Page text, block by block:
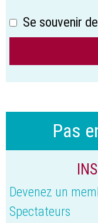
Se souvenir
Pas
Devenez un
Spectateurs